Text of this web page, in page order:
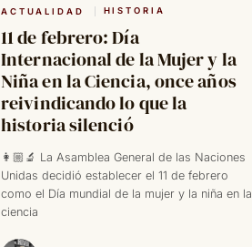
ACTUALIDAD HISTORIA
11 de febrero: Día
Internacional de la Mujer y la
Niña en la Ciencia, once años
reivindicando lo que la
historia silenció
👩🏼‍🔬 La Asamblea General de las Naciones
Unidas decidió establecer el 11 de febrero
como el Día mundial de la mujer y la niña en la
ciencia